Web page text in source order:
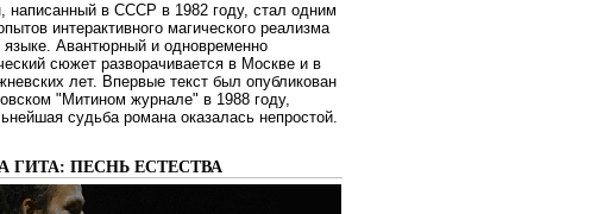
написанный в СССР в 1982 году, стал одним
интерактивного магического реализма
языке. Авантюрный и одновременно
сюжет разворачивается в Москве и в
лет. Впервые текст был опубликован
"Митином журнале" в 1988 году,
судьба романа оказалась непростой.
ГИТА: ПЕСНЬ ЕСТЕСТВА